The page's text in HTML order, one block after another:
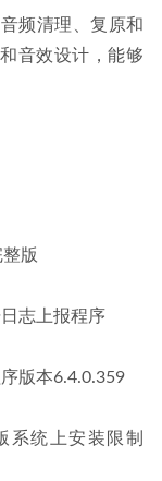
频清理、复原和
音效设计，能够
版
志上报程序
版本6.4.0.359
系统上安装限制